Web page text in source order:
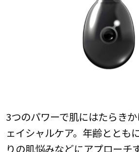
3つのパワーで肌にはたらき
ェイシャルケア。年齢ととも
りの肌悩みなどにアプローチ